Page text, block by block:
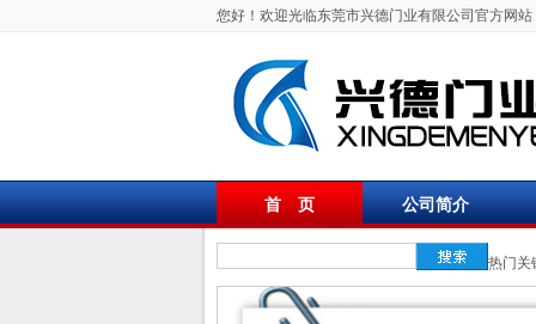
您好！欢迎光临东莞市兴德门业有限公司官方网站
首 页 公司简介
热门关